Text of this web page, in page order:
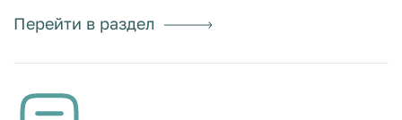
Перейти в раздел